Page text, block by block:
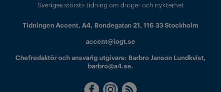
Sveriges största tidning om droger och nykterhet
Tidningen Accent, A4, Bondegatan 21, 116 33 Stockholm
accent@iogt.se
Chefredaktör och ansvarig utgivare: Barbro Janson Lundkvist,
barbro@a4.se.